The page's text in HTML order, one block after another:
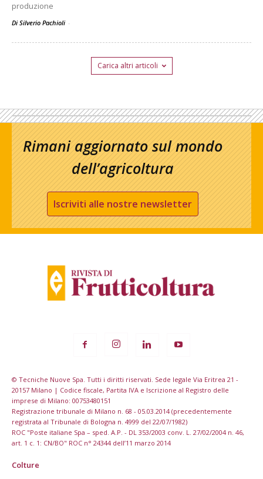
produzione
Di Silverio Pachioli -
Carica altri articoli
Rimani aggiornato sul mondo
dell’agricoltura
Iscriviti alle nostre newsletter
© Tecniche Nuove Spa. Tutti i diritti riservati. Sede legale Via Eritrea 21 -
20157 Milano | Codice fiscale, Partita IVA e Iscrizione al Registro delle
imprese di Milano: 00753480151
Registrazione tribunale di Milano n. 68 - 05.03.2014 (precedentemente
registrata al Tribunale di Bologna n. 4999 del 22/07/1982)
ROC "Poste italiane Spa – sped. A.P. - DL 353/2003 conv. L. 27/02/2004 n. 46,
art. 1 c. 1: CN/BO" ROC n° 24344 dell’11 marzo 2014
Colture